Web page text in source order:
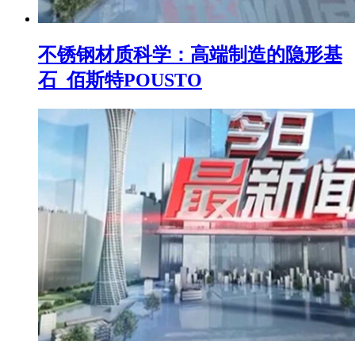
不锈钢材质科学：高端制造的隐形基
石_佰斯特POUSTO